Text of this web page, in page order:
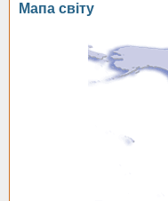
Мапа світу